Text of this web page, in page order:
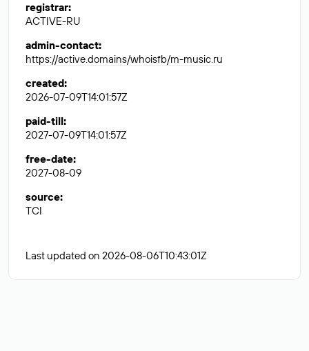
registrar:
ACTIVE-RU
admin-contact:
https://active.domains/whoisfb/m-music.ru
created:
2026-07-09T14:01:57Z
paid-till:
2027-07-09T14:01:57Z
free-date:
2027-08-09
source:
TCI
Last updated on 2026-08-06T10:43:01Z